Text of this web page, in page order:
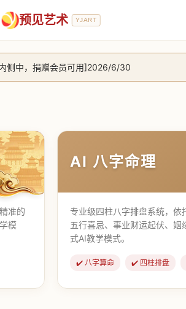
预见艺术 YJART
侧中，捐赠会员可用]2026/6/30
6/27
2/25
准的
模
AI 八字命理
专业级四柱八字排盘系统，依
五行喜忌、事业财运起伏、
式AI教学模式。
✔️ 八字算命 ✔️ 四柱排盘